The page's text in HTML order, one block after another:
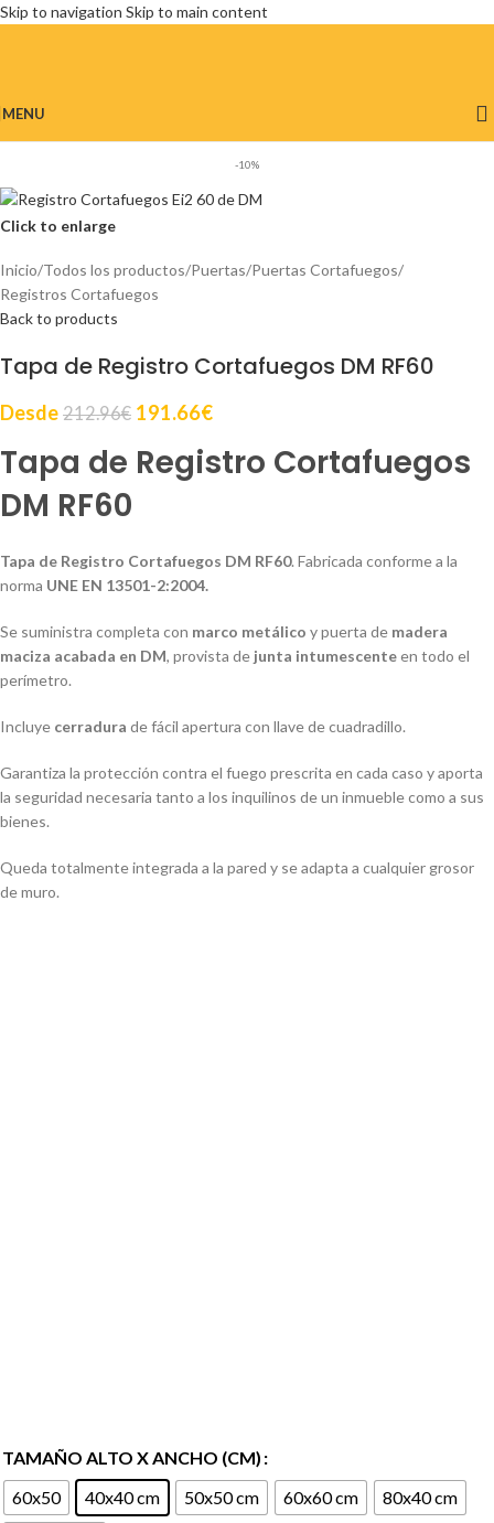
Skip to navigation Skip to main content
MENU
-10%
Click to enlarge
Inicio/Todos los productos/Puertas/Puertas Cortafuegos/
Registros Cortafuegos
Back to products
Tapa de Registro Cortafuegos DM RF60
Desde 212.96€ 191.66€
Tapa de Registro Cortafuegos
DM RF60
Tapa de Registro Cortafuegos DM RF60. Fabricada conforme a la
norma UNE EN 13501-2:2004.
Se suministra completa con marco metálico y puerta de madera
maciza acabada en DM, provista de junta intumescenteen todo el
perímetro.
Incluye cerradura de fácil apertura con llave de cuadradillo.
Garantiza la protección contra el fuego prescrita en cada caso y aporta
la seguridad necesaria tanto a los inquilinos de un inmueble como a sus
bienes.
Queda totalmente integrada a la pared y se adapta a cualquier grosor
de muro.
TAMAÑO ALTO X ANCHO (CM)
60x50
40x40 cm 50x50 cm 60x60 cm
80x40 cm